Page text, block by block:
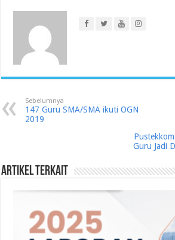
Sebelumnya
147 Guru SMA/SMA ikuti OGN
2019
Guru Jadi
Artikel Terkait